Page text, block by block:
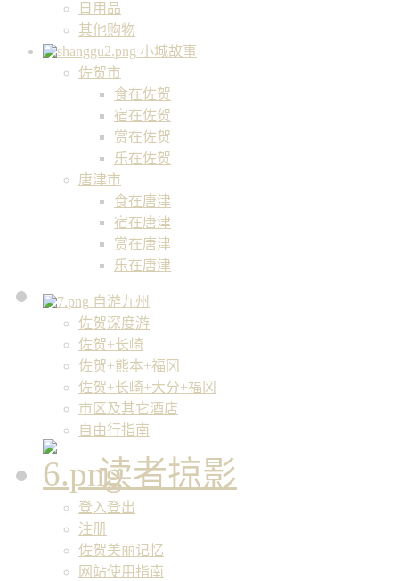
日用品
其他购物
小城故事
佐贺市
食在佐贺
宿在佐贺
赏在佐贺
乐在佐贺
唐津市
食在唐津
宿在唐津
赏在唐津
乐在唐津
自游九州
佐贺深度游
佐贺+长崎
佐贺+熊本+福冈
佐贺+长崎+大分+福冈
市区及其它酒店
自由行指南
读者掠影
登入登出
注册
佐贺美丽记忆
网站使用指南